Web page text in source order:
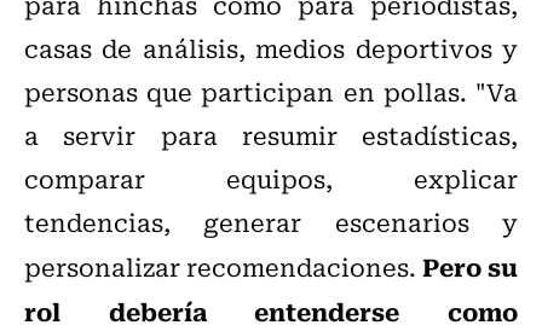
casas de análisis, medios deportivos y
personas que participan en pollas. "Va
a servir para resumir estadísticas,
comparar equipos, explicar
tendencias, generar escenarios y
personalizar recomendaciones.Pero su
rol debería entenderse como